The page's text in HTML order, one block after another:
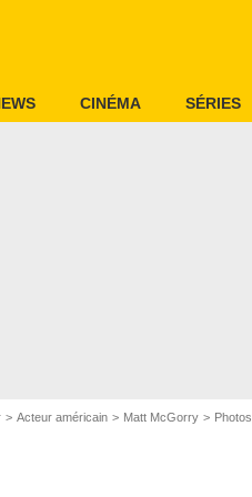
CINÉMA SÉRIES
Acteur américain Matt McGorry